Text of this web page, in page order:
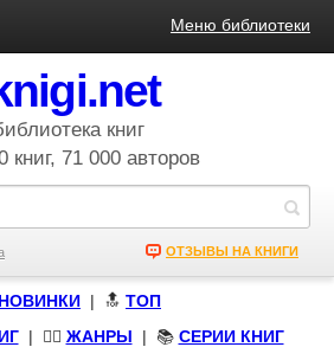
Меню библиотеки
книг
книг, 71 000 авторов
ОТЗЫВЫ НА КНИГИ
НОВИНКИ | 🔝 ТОП
| 🧝‍♀️ ЖАНРЫ | 📚 СЕРИИ КНИГ